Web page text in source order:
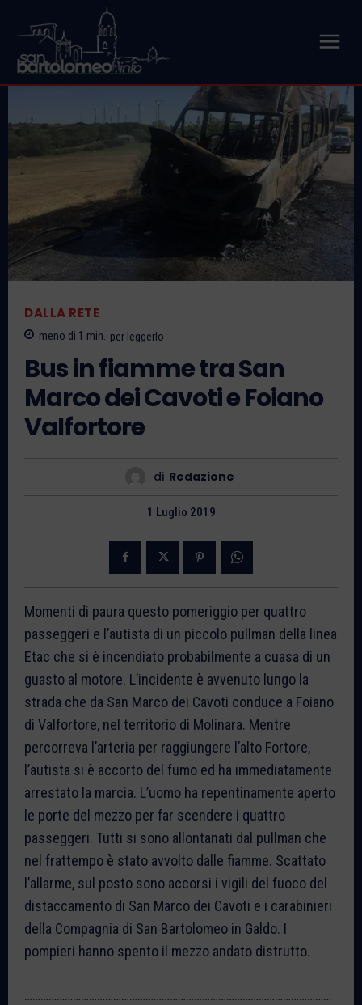
DALLA RETE
meno di 1 min. per leggerlo
Bus in fiamme tra San
Marco dei Cavoti e Foiano
Valfortore
di Redazione
1 Luglio 2019
Momenti di paura questo pomeriggio per quattro
passeggeri e l’autista di un piccolo pullman della linea
Etac che si è incendiato probabilmente a cuasa di un
guasto al motore. L’incidente è avvenuto lungo la
strada che da San Marco dei Cavoti conduce a Foiano
di Valfortore, nel territorio di Molinara. Mentre
percorreva l’arteria per raggiungere l’alto Fortore,
l’autista si è accorto del fumo ed ha immediatamente
arrestato la marcia. L’uomo ha repentinamente aperto
le porte del mezzo per far scendere i quattro
passeggeri. Tutti si sono allontanati dal pullman che
nel frattempo è stato avvolto dalle fiamme. Scattato
l’allarme, sul posto sono accorsi i vigili del fuoco del
distaccamento di San Marco dei Cavoti e i carabinieri
della Compagnia di San Bartolomeo in Galdo. I
pompieri hanno spento il mezzo andato distrutto.
……………………………………………………………………………………………………